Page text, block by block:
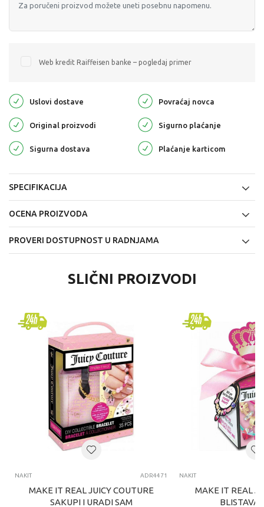
Web kredit Raiffeisen banke – pogledaj primer
Uslovi dostave Povraćaj novca
Original proizvodi Sigurno plaćanje
Sigurna dostava Plaćanje karticom
SPECIFIKACIJA
OCENA PROIZVODA
PROVERI DOSTUPNOST U RADNJAMA
SLIČNI PROIZVODI
NAKIT ADR4471
MAKE IT REAL JUICY COUTURE
SAKUPI I URADI SAM
NAKIT
MAKE IT REAL
BLISTAVA